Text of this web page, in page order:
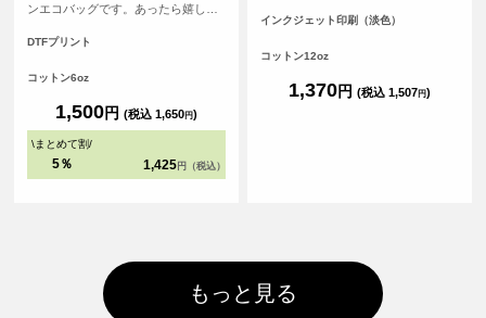
ンエコバッグです。あったら嬉しい
ケットに入れればコンパクトにする
り、とてもしっかりとしたエコバッ
からフルカラープリントでオリジナ
ルエコバッグを作ることができま
す！（※弊社オリジナルバッグのた
DTFプリント
コットン6oz
1,500円 (税込 1,650円)
\まとめて割/
5％ 1,425 円（税込）
余裕をもってかけることが可能で
で、普段のメインバッグとしても使
インクジェット印刷（淡色）
コットン12oz
1,370円 (税込 1,507円)
もっと見る